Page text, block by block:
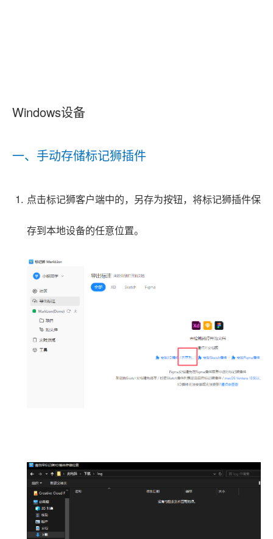
Windows设备
一、手动存储标记狮插件
点击标记狮客户端中的，另存为按钮，将标记狮插件保
存到本地设备的任意位置。